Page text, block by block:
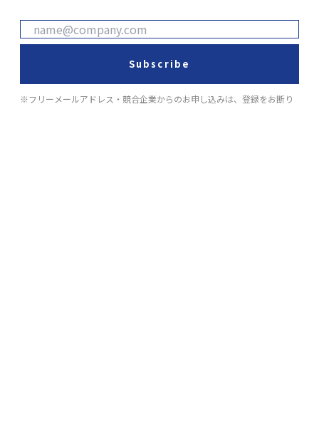
Subscribe
※フリーメールアドレス・競合企業からのお申し込みは、登録をお断り